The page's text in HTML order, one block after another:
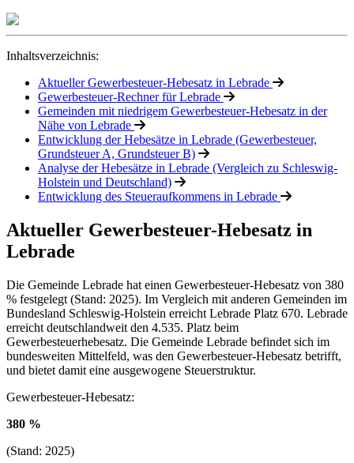
Inhaltsverzeichnis:
Aktueller Gewerbesteuer-Hebesatz in Lebrade
Gewerbesteuer-Rechner für Lebrade
Gemeinden mit niedrigem Gewerbesteuer-Hebesatz in der
Nähe von Lebrade
Entwicklung der Hebesätze in Lebrade (Gewerbesteuer,
Grundsteuer A, Grundsteuer B)
Analyse der Hebesätze in Lebrade (Vergleich zu Schleswig-
Holstein und Deutschland)
Entwicklung des Steueraufkommens in Lebrade
Aktueller Gewerbesteuer-Hebesatz in
Lebrade
Die Gemeinde Lebrade hat einen Gewerbesteuer-Hebesatz von 380
% festgelegt (Stand: 2025). Im Vergleich mit anderen Gemeinden im
Bundesland Schleswig-Holstein erreicht Lebrade Platz 670. Lebrade
erreicht deutschlandweit den 4.535. Platz beim
Gewerbesteuerhebesatz. Die Gemeinde Lebrade befindet sich im
bundesweiten Mittelfeld, was den Gewerbesteuer-Hebesatz betrifft,
und bietet damit eine ausgewogene Steuerstruktur.
Gewerbe­steuer-Hebe­satz:
380 %
(Stand: 2025)